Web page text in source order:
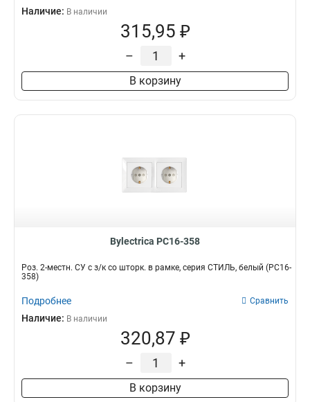
Наличие: В наличии
315,95 ₽
– +
В корзину
Bylectrica РС16-358
Роз. 2-местн. СУ с з/к со шторк. в рамке, серия СТИЛЬ, белый (РС16-
358)
Подробнее Сравнить
Наличие: В наличии
320,87 ₽
– +
В корзину